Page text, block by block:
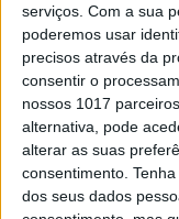
serviços. Com a sua
poderemos usar
precisos através da
consentir o
nossos 1017
alternativa, pode
alterar as suas
consentimento.
dos seus dados